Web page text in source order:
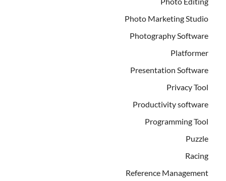
Photo Marketing Studio
Photography Software
Platformer
Presentation Software
Privacy Tool
Productivity software
Programming Tool
Puzzle
Racing
Reference Management